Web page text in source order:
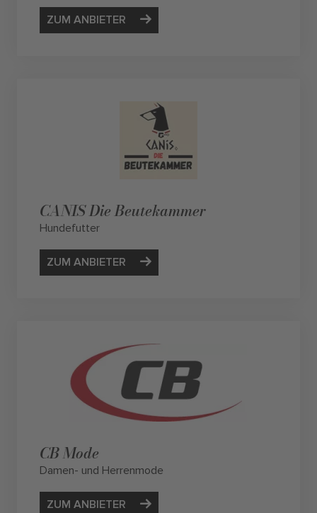
ZUM ANBIETER
CANIS Die Beutekammer
Hundefutter
ZUM ANBIETER
CB Mode
Damen- und Herrenmode
ZUM ANBIETER